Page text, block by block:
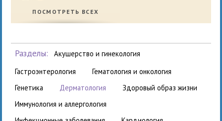
ПОСМОТРЕТЬ ВСЕХ
Разделы:
акушерство и гинекология
гастроэнтерология
гематология и онкология
генетика
дерматология
здоровый образ жизни
иммунология и аллергология